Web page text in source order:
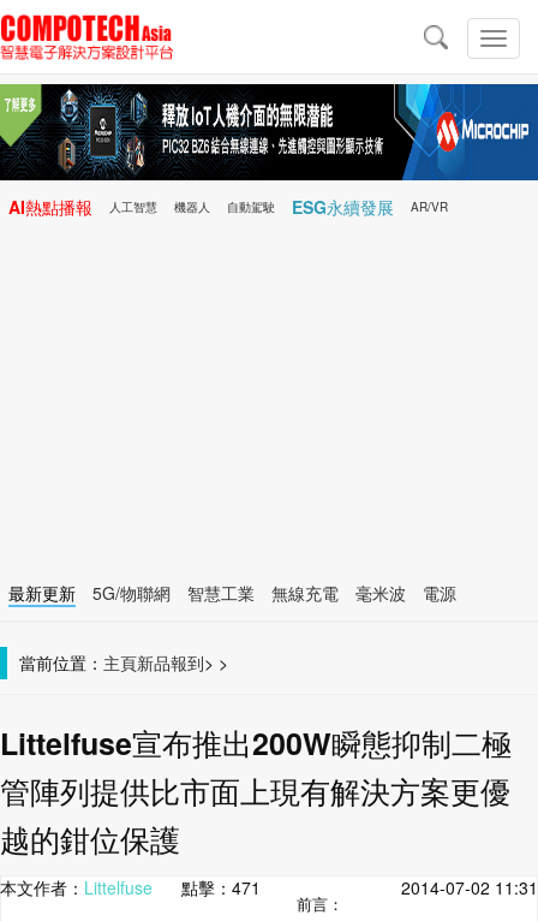
切
換
導
導
航
AI熱點播報 人工智慧 機器人 自動駕駛 ESG永續發展 AR/VR
最新更新 5G/物聯網 智慧工業 無線充電 毫米波
電源
當前位置： 主頁 >
新品報到 >
Littelfuse宣布推出200W瞬態抑制二極
管陣列提供比市面上現有解決方案更優
越的鉗位保護
本文作者： Littelfuse 點擊： 471 2014-07-02 11:31
前言：